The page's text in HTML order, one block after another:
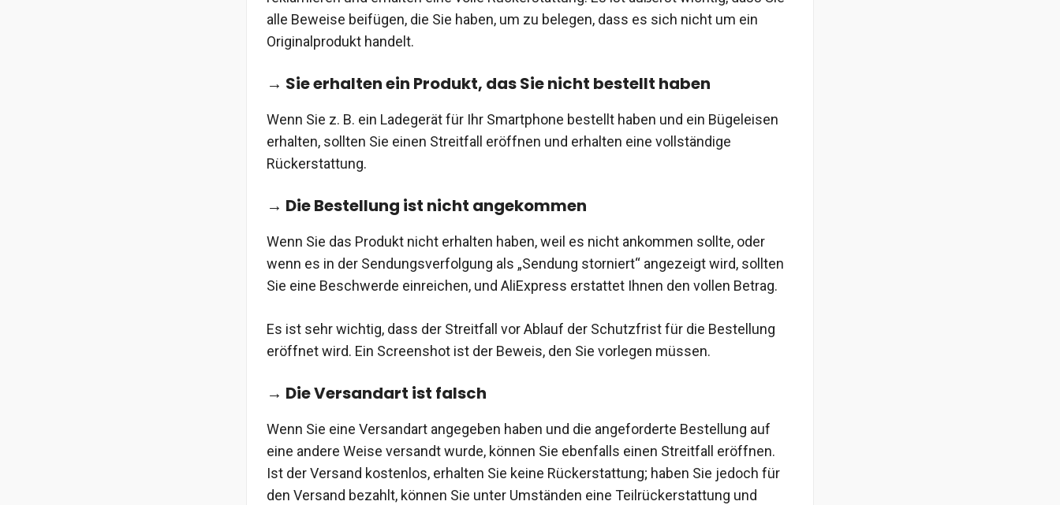
alle Beweise beifügen, die Sie haben, um zu belegen, dass es sich nicht um ein
Originalprodukt handelt.
→ Sie erhalten ein Produkt, das Sie nicht bestellt haben
Wenn Sie z. B. ein Ladegerät für Ihr Smartphone bestellt haben und ein Bügeleisen
erhalten, sollten Sie einen Streitfall eröffnen und erhalten eine vollständige
Rückerstattung.
→ Die Bestellung ist nicht angekommen
Wenn Sie das Produkt nicht erhalten haben, weil es nicht ankommen sollte, oder
wenn es in der Sendungsverfolgung als „Sendung storniert“ angezeigt wird, sollten
Sie eine Beschwerde einreichen, und AliExpress erstattet Ihnen den vollen Betrag.
Es ist sehr wichtig, dass der Streitfall vor Ablauf der Schutzfrist für die Bestellung
eröffnet wird. Ein Screenshot ist der Beweis, den Sie vorlegen müssen.
→ Die Versandart ist falsch
Wenn Sie eine Versandart angegeben haben und die angeforderte Bestellung auf
eine andere Weise versandt wurde, können Sie ebenfalls einen Streitfall eröffnen.
Ist der Versand kostenlos, erhalten Sie keine Rückerstattung; haben Sie jedoch für
den Versand bezahlt, können Sie unter Umständen eine Teilrückerstattung und